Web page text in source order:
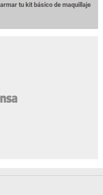
tu kit básico de maquillaje